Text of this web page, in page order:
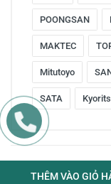
POONGSAN
MAKTEC
Mitutoyo
SATA
Copyright ©
THÊM VÀO GIỎ